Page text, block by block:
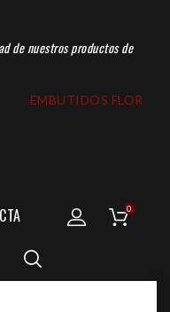
de nuestros productos de
EMBUTIDOS FLOR
0